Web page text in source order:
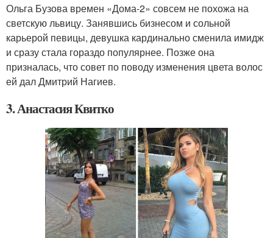
Ольга Бузова времен «Дома-2» совсем не похожа на
светскую львицу. Занявшись бизнесом и сольной
карьерой певицы, девушка кардинально сменила имидж
и сразу стала гораздо популярнее. Позже она
призналась, что совет по поводу изменения цвета волос
ей дал Дмитрий Нагиев.
3. Анастасия Квитко